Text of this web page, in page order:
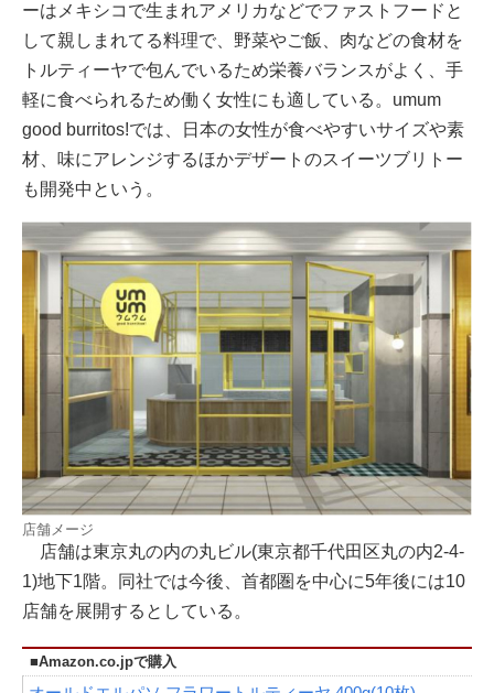
ーはメキシコで生まれアメリカなどでファストフードと
して親しまれてる料理で、野菜やご飯、肉などの食材を
トルティーヤで包んでいるため栄養バランスがよく、手
軽に食べられるため働く女性にも適している。umum
good burritos!では、日本の女性が食べやすいサイズや素
材、味にアレンジするほかデザートのスイーツブリトー
も開発中という。
店舗メージ
店舗は東京丸の内の丸ビル(東京都千代田区丸の内2-4-
1)地下1階。同社では今後、首都圏を中心に5年後には10
店舗を展開するとしている。
■Amazon.co.jpで購入